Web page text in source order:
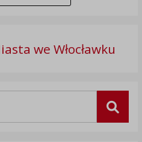
we Włocławku